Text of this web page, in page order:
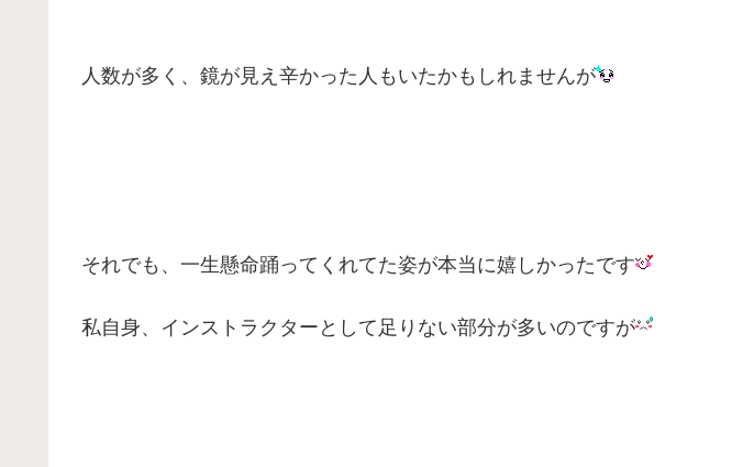
人数が多く、鏡が見え辛かった人もいたかもしれませんが
それでも、一生懸命踊ってくれてた姿が本当に嬉しかったです
私自身、インストラクターとして足りない部分が多いのですが